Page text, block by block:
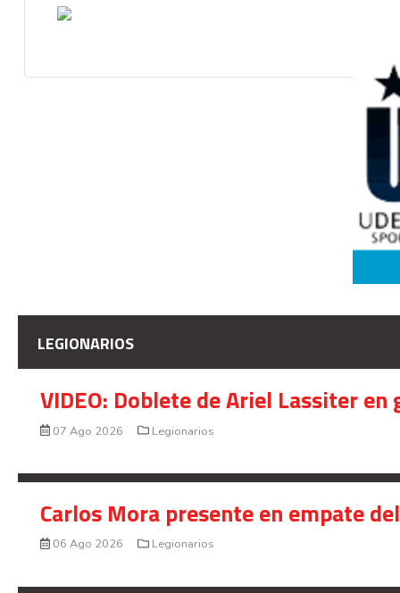
LEGIONARIOS
VIDEO: Doblete de Ariel Lassiter
07 Ago 2026 Legionarios
Carlos Mora presente en empate
06 Ago 2026 Legionarios